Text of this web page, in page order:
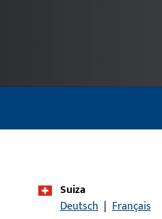
Suiza
Deutsch | Français